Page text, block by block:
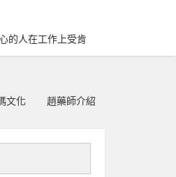
的人在工作上受肯
文化 趙藥師介紹